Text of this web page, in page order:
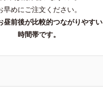
早めにご注文ください。
昼前後が比較的つながりやすい
時間帯です。